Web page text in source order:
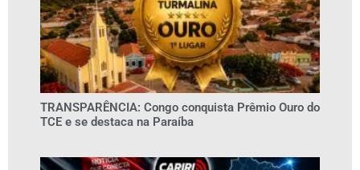
TRANSPARÊNCIA: Congo conquista Prêmio Ouro do
TCE e se destaca na Paraíba